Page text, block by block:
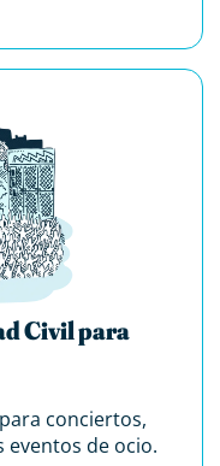
Civil para
conciertos,
eventos de ocio.